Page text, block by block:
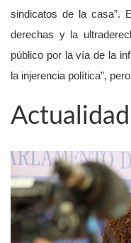
sindicatos de la casa”.
derechas y la
público por la vía de la
la injerencia política”,